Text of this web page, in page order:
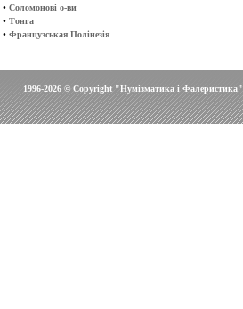
• Соломонові о-ви
• Тонга
• Французськая Полінезія
1996-2026 © Copyright "Нумізматика і Фалеристика"